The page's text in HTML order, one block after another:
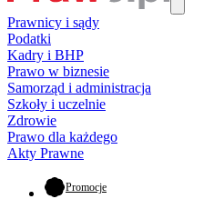
Prawnicy i sądy
Podatki
Kadry i BHP
Prawo w biznesie
Samorząd i administracja
Szkoły i uczelnie
Zdrowie
Prawo dla każdego
Akty Prawne
Promocje- otwiera się w nowej karcie